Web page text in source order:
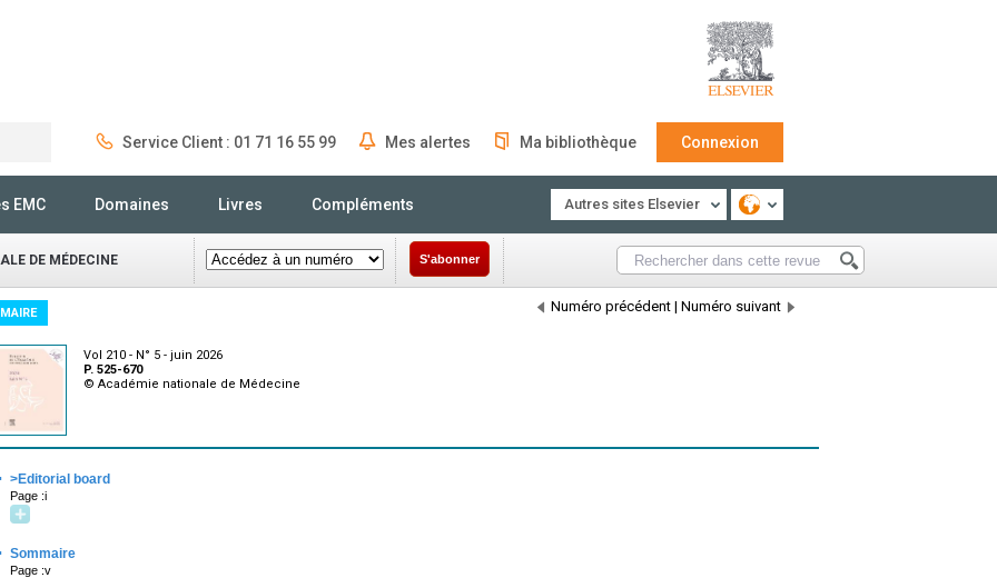
Service Client : 01 71 16 55 99 Mes alertes Ma bibliothèque Connexion
EMC Domaines Livres Compléments Autres sites Elsevier
DE MÉDECINE S'abonner
Numéro précédent | Numéro suivant
Vol 210 - N° 5 - juin 2026
P. 525-670
© Académie nationale de Médecine
>Editorial board
Page :i
Sommaire
Page :v